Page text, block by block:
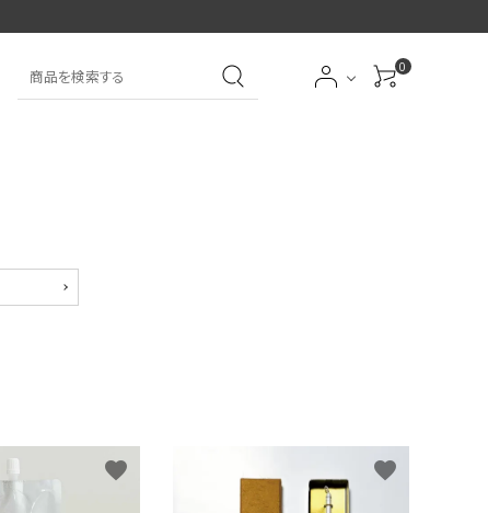
特大筆・珍品筆
限定品 贈り物
前衛
アイシャドーブラシ アイブローブラシ
0
favorite favorite